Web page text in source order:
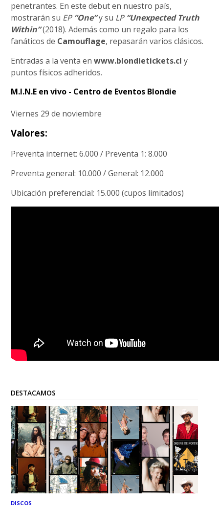
penetrantes. En este debut en nuestro país,
mostrarán su EP “One”y su LP “Unexpected Truth
Within”(2018). Además como un regalo para los
fanáticos de Camouflage, repasarán varios clásicos.
Entradas a la venta enwww.blondietickets.cl y
puntos físicos adheridos.
M.I.N.E en vivo - Centro de Eventos Blondie
Viernes 29 de noviembre
Valores:
Preventa internet: 6.000 / Preventa 1: 8.000
Preventa general: 10.000 / General: 12.000
Ubicación preferencial: 15.000 (cupos limitados)
DESTACAMOS
DISCOS